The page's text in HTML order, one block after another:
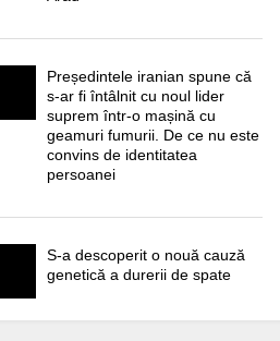
Președintele iranian spune că
s-ar fi întâlnit cu noul lider
suprem într-o mașină cu
geamuri fumurii. De ce nu este
convins de identitatea
persoanei
S-a descoperit o nouă cauză
genetică a durerii de spate